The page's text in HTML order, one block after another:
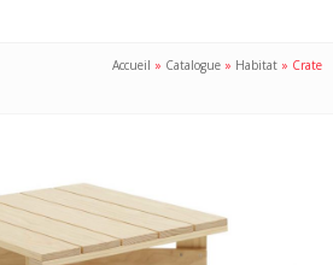
Accueil » Catalogue » Habitat » Crate